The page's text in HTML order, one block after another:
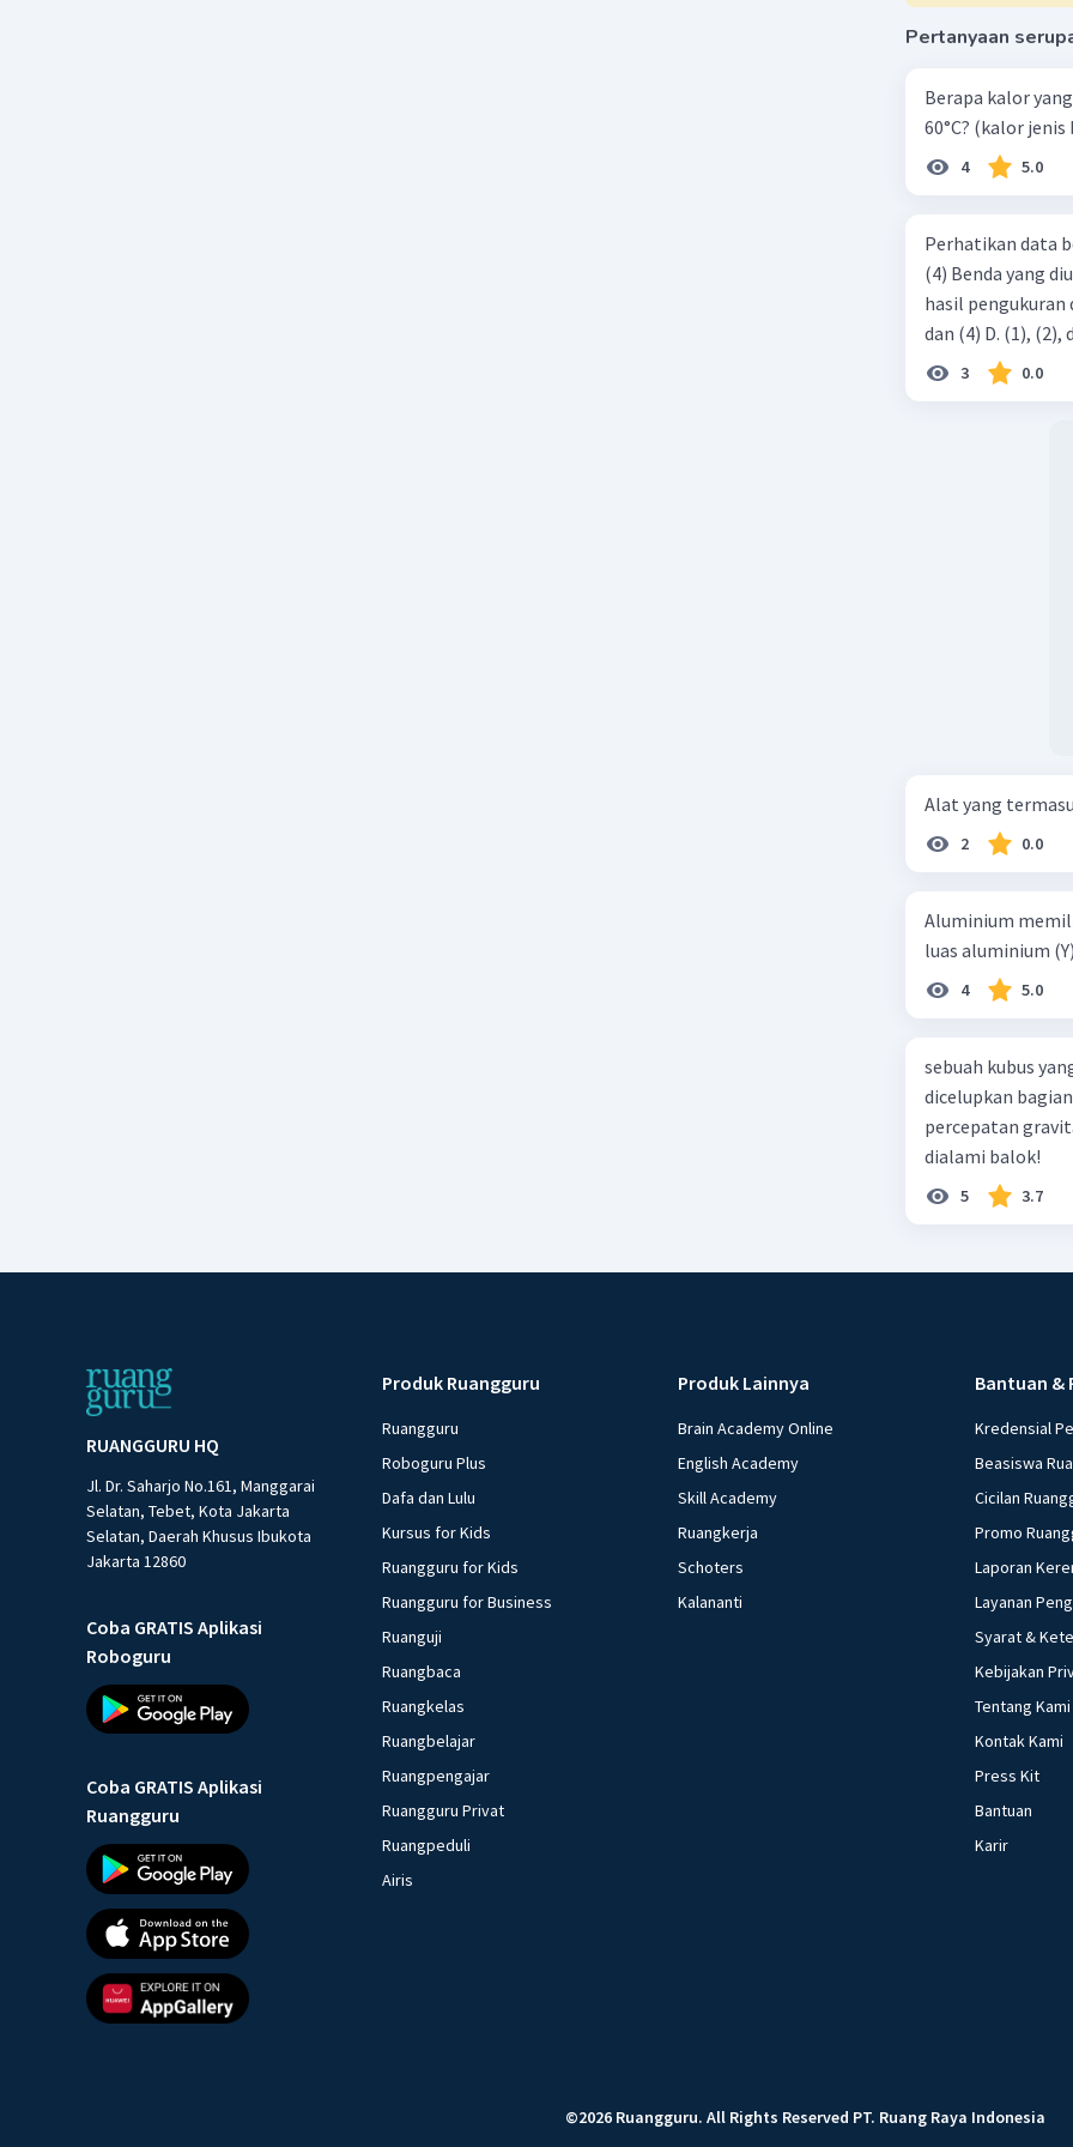
1.
memiliki
kedua
satuan
Dalam
2.
Ini
benar.
5.
lebih
rendah.
Pertanyaan
Berapa kalor
60°C? (kalor jenis
4 5.0
Perhatikan data
(4) Benda yang
hasil pengukuran ditunjukkan
3 0.0
Alat yang
2 0.0
Aluminium
luas aluminium
4 5.0
sebuah kubus
dicelupkan
percepatan
dialami balok!
5 3.7
RUANGGURU HQ
Jl. Dr. Saharjo No.161, Manggarai
Selatan, Tebet, Kota Jakarta
Selatan, Daerah Khusus Ibukota
Jakarta 12860
Coba GRATIS Aplikasi
Roboguru
Coba GRATIS Aplikasi
Ruangguru
Produk Ruangguru
Ruangguru
Roboguru Plus
Dafa dan Lulu
Kursus for Kids
Ruangguru for Kids
Ruangguru for Business
Ruanguji
Ruangbaca
Ruangkelas
Ruangbelajar
Ruangpengajar
Ruangguru Privat
Ruangpeduli
Airis
Produk Lainnya
Brain Academy Online
English Academy
Skill Academy
Ruangkerja
Schoters
Kalananti
Bantuan &
Kredensial
Beasiswa
Cicilan
Promo
Laporan
Layanan
Syarat &
Kebijakan
Tentang Kami
Kontak Kami
Press Kit
Bantuan
Karir
©2026 Ruangguru. All Rights Reserved PT. Ruang Raya Indonesia